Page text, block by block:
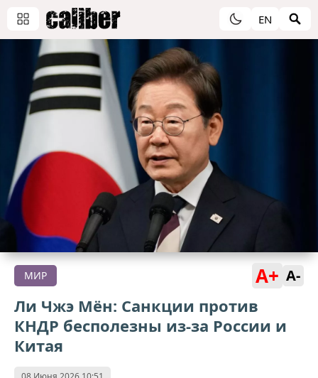
EN
МИР A+ A-
Ли Чжэ Мён: Санкции против
КНДР бесполезны из-за России и
Китая